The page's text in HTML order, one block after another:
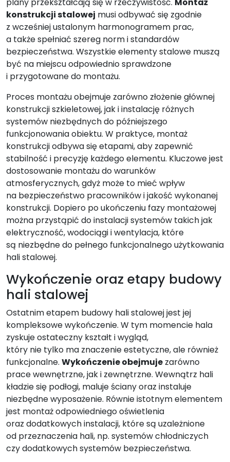
konstrukcji stalowej musi odbywać się zgodnie
z wcześniej ustalonym harmonogramem prac,
a także spełniać szereg norm i standardów
bezpieczeństwa. Wszystkie elementy stalowe muszą
być na miejscu odpowiednio sprawdzone
i przygotowane do montażu.
Proces montażu obejmuje zarówno złożenie głównej
konstrukcji szkieletowej, jak i instalację różnych
systemów niezbędnych do późniejszego
funkcjonowania obiektu. W praktyce, montaż
konstrukcji odbywa się etapami, aby zapewnić
stabilność i precyzję każdego elementu. Kluczowe jest
dostosowanie montażu do warunków
atmosferycznych, gdyż może to mieć wpływ
na bezpieczeństwo pracowników i jakość wykonanej
konstrukcji. Dopiero po ukończeniu fazy montażowej
można przystąpić do instalacji systemów takich jak
elektryczność, wodociągi i wentylacja, które
są niezbędne do pełnego funkcjonalnego użytkowania
hali stalowej.
Wykończenie oraz etapy budowy
hali stalowej
Ostatnim etapem budowy hali stalowej jest jej
kompleksowe wykończenie. W tym momencie hala
zyskuje ostateczny kształt i wygląd,
który nie tylko ma znaczenie estetyczne, ale również
funkcjonalne. Wykończenie obejmuje zarówno
prace wewnętrzne, jak i zewnętrzne. Wewnątrz hali
kładzie się podłogi, maluje ściany oraz instaluje
niezbędne wyposażenie. Równie istotnym elementem
jest montaż odpowiedniego oświetlenia
oraz dodatkowych instalacji, które są uzależnione
od przeznaczenia hali, np. systemów chłodniczych
czy dodatkowych systemów bezpieczeństwa.